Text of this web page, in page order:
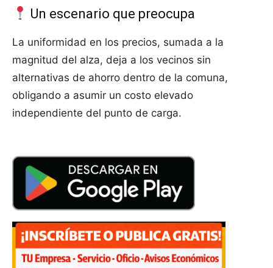
Un escenario que preocupa
La uniformidad en los precios, sumada a la
magnitud del alza, deja a los vecinos sin
alternativas de ahorro dentro de la comuna,
obligando a asumir un costo elevado
independiente del punto de carga.